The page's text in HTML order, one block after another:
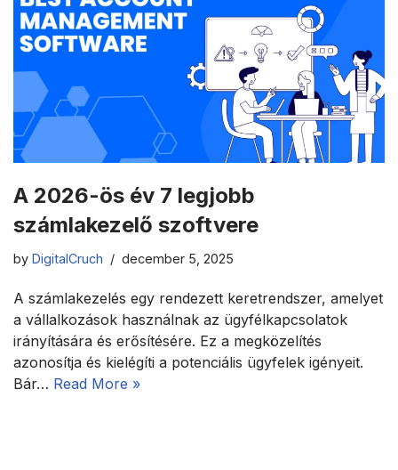
A 2026-ös év 7 legjobb
számlakezelő szoftvere
by DigitalCruch december 5, 2025
A számlakezelés egy rendezett keretrendszer, amelyet
a vállalkozások használnak az ügyfélkapcsolatok
irányítására és erősítésére. Ez a megközelítés
azonosítja és kielégíti a potenciális ügyfelek igényeit.
Bár… Read More »